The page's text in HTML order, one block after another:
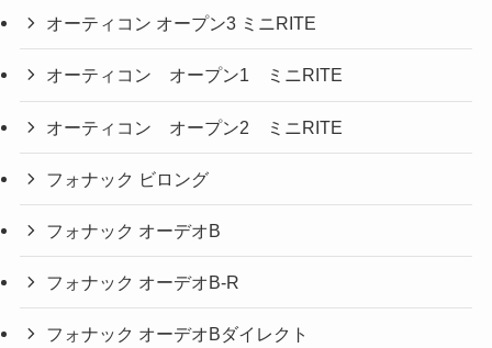
オーティコン オープン3 ミニRITE
オーティコン オープン1 ミニRITE
オーティコン オープン2 ミニRITE
フォナック ビロング
フォナック オーデオB
フォナック オーデオB-R
フォナック オーデオBダイレクト